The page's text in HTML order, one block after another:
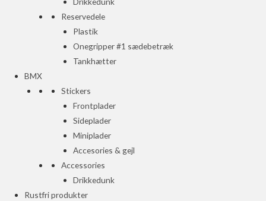
Reservedele
Plastik
Onegripper #1 sædebetræk
Tankhætter
BMX
Stickers
Frontplader
Sideplader
Miniplader
Accesories & gejl
Accessories
Drikkedunk
Rustfri produkter